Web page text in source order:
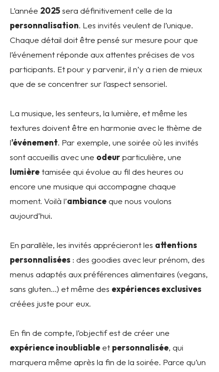
L’année 2025sera définitivement celle de la
personnalisation. Les invités veulent de l’unique.
Chaque détail doit être pensé sur mesure pour que
l’événement réponde aux attentes précises de vos
participants. Et pour y parvenir, il n’y a rien de mieux
que de se concentrer sur l’aspect sensoriel.
La musique, les senteurs, la lumière, et même les
textures doivent être en harmonie avec le thème de
l’événement. Par exemple, une soirée où les invités
sont accueillis avec une odeurparticulière, une
lumièretamisée qui évolue au fil des heures ou
encore une musique qui accompagne chaque
moment. Voilà l’ambianceque nous voulons
aujourd’hui.
En parallèle, les invités apprécieront les attentions
personnalisées : des goodies avec leur prénom, des
menus adaptés aux préférences alimentaires (vegans,
sans gluten…) et même des expériences exclusives
créées juste pour eux.
En fin de compte, l’objectif est de créer une
expérience inoubliableet personnalisée, qui
marquera même après la fin de la soirée. Parce qu’un